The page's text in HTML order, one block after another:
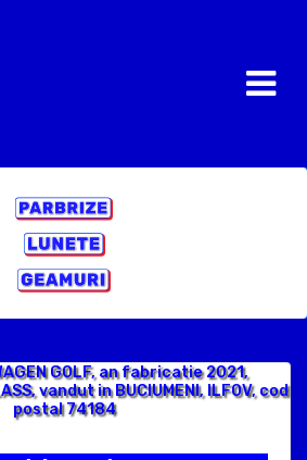
GOLF, an fabricatie 2021,
vandut in BUCIUMENI, ILFOV, cod
postal 74184